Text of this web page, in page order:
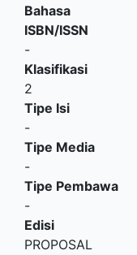
Bahasa
ISBN/ISSN
-
Klasifikasi
2
Tipe Isi
-
Tipe Media
-
Tipe Pembawa
-
Edisi
PROPOSAL